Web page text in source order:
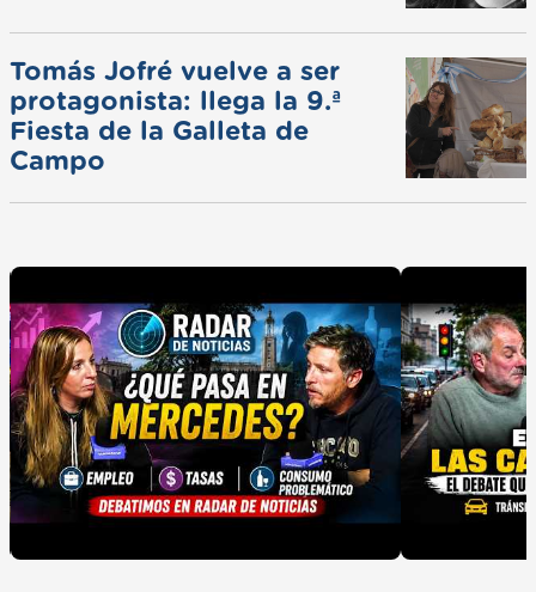
Tomás Jofré vuelve a ser
protagonista: llega la 9.ª
Fiesta de la Galleta de
Campo